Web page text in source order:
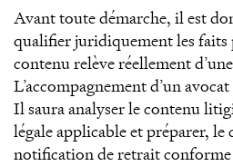
Avant toute démarche, il est
qualifier juridiquement les
contenu relève réellement
L’accompagnement d’un
Il saura analyser le contenu
légale applicable et préparer, le
notification de retrait conforme